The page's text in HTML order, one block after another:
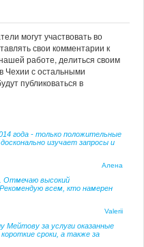
могут участвовать во
свои комментарии к
работе, делиться своим
Чехии с остальными
публиковаться в
года - только положительные
изучает запросы и
Алена
Отмечаю высокий
всем, кто намерен
Valerii
Мейтову за услуги оказанные
сроки, а также за